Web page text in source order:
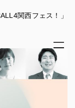
関西フェス！」